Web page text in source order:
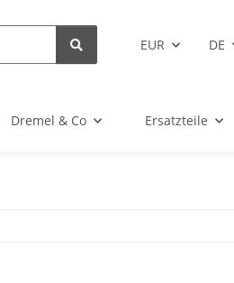
EUR DE
Dremel & Co Ersatzteile